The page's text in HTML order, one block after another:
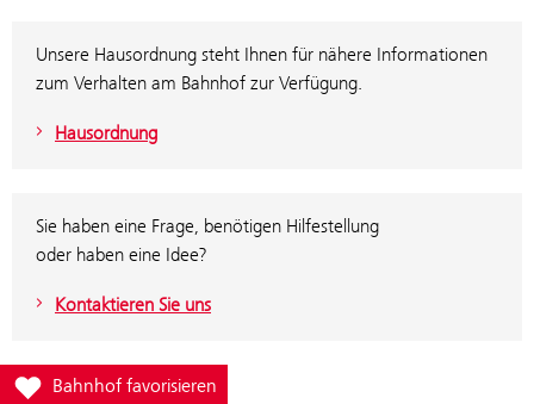
Unsere Hausordnung steht Ihnen für nähere Informationen
zum Verhalten am Bahnhof zur Verfügung.
Hausordnung
Sie haben eine Frage, benötigen Hilfestellung
oder haben eine Idee?
Kontaktieren Sie uns
Füge Bahnhof Losenstein zur Favoritenliste hinzu
Bahnhof favorisieren